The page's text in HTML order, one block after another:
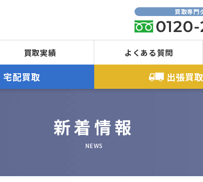
買取専門
買取実績 よくある質問
宅配買取 出張買取
新着情報
NEWS